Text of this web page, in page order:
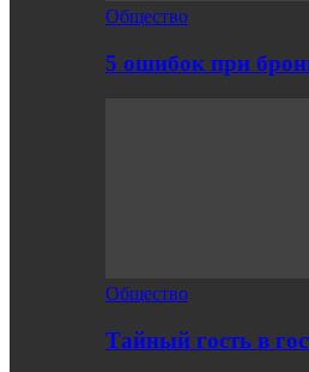
Общество
5 ошибок при
Общество
Тайный гость в